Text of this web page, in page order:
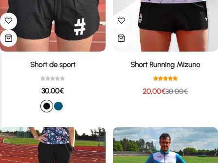
Short de sport
30,00€
Short Running Mizuno
30,00€
20,00€